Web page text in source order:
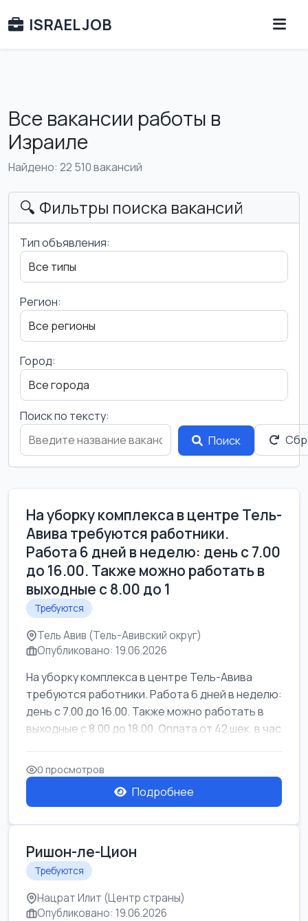
ISRAEL JOB
Все вакансии работы в
Израиле
Найдено: 22 510 вакансий
🔍 Фильтры поиска вакансий
Тип объявления:
Регион:
Город:
Поиск по тексту:
Поиск
На уборку комплекса в центре Тель-
Авива требуются работники.
Работа 6 дней в неделю: день с 7.00
до 16.00. Также можно работать в
выходные с 8.00 до 1
Требуются
Тель Авив (Тель-Авивский округ)
Опубликовано: 19.06.2026
На уборку комплекса в центре Тель-Авива
требуются работники. Работа 6 дней в неделю:
день с 7.00 до 16.00. Также можно работать в
выходные с 8.00 до 18.00. Оплата от 42 шек. в час
0 просмотров
Подробнее
Ришон-ле-Цион
Требуются
Нацрат Илит (Центр страны)
Опубликовано: 19.06.2026